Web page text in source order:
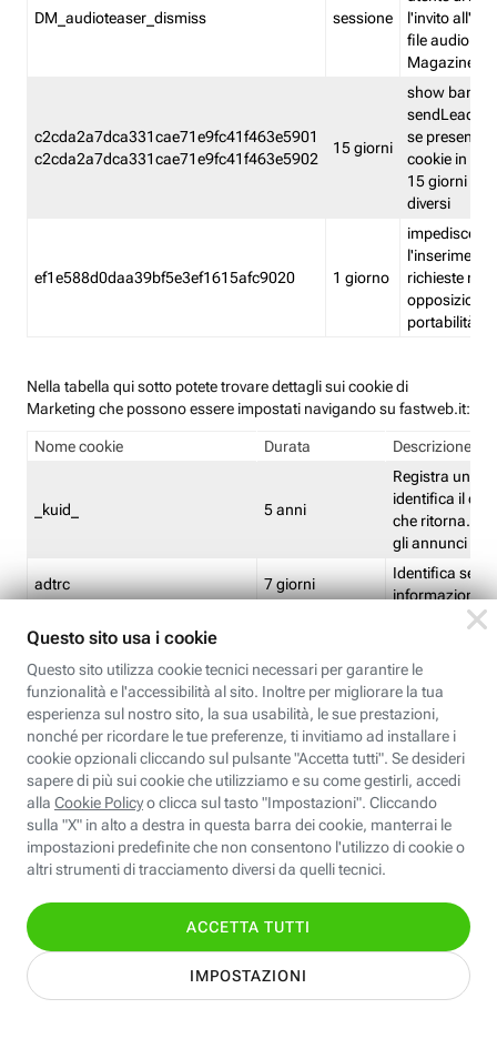
DM_audioteaser_dismiss sessione
l'invito
file audio del
Magazine
c2cda2a7dca331cae71e9fc41f463e5901
c2cda2a7dca331cae71e9fc41f463e5902
15 giorni
show banner
sendLead
se presenti
cookie in un
15 giorni e
diversi
ef1e588d0daa39bf5e3ef1615afc9020 1 giorno
impedisce
l'inserimento
richieste
opposizione
portabilità
Nella tabella qui sotto potete trovare dettagli sui cookie di
Marketing che possono essere impostati navigando su fastweb.it:
Nome cookie Durata Descrizione
_kuid_ 5 anni
Registra un ID
identifica il
che ritorna.
gli annunci
adtrc 7 giorni
Identifica se
informazioni
CFFC<TagID>
Limite di
CM 1 giorno
Identifica se
ricontrollare
corrispondenti
(impostata da
CM14 14 giorni
Identifica se
ricontrollare
corrispondenti
(impostata da
pagine
EBFC<BannerID> 7 giorni
Identifica la
banner
Identifica la